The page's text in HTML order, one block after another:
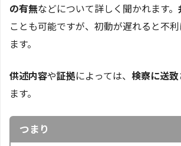
の有無などについて詳しく聞かれます。
ことも可能ですが、初動が遅れると不
ます。
供述内容や証拠によっては、 検察に送致
ます。
つまり